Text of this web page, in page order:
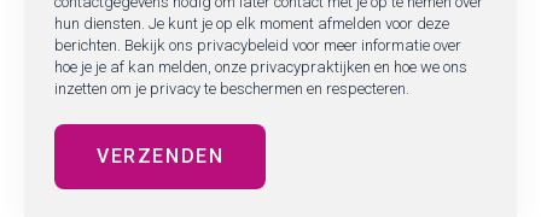
hun diensten. Je kunt je op elk moment afmelden voor deze
berichten. Bekijk ons privacybeleid voor meer informatie over
hoe je je af kan melden, onze privacypraktijken en hoe we ons
inzetten om je privacy te beschermen en respecteren.